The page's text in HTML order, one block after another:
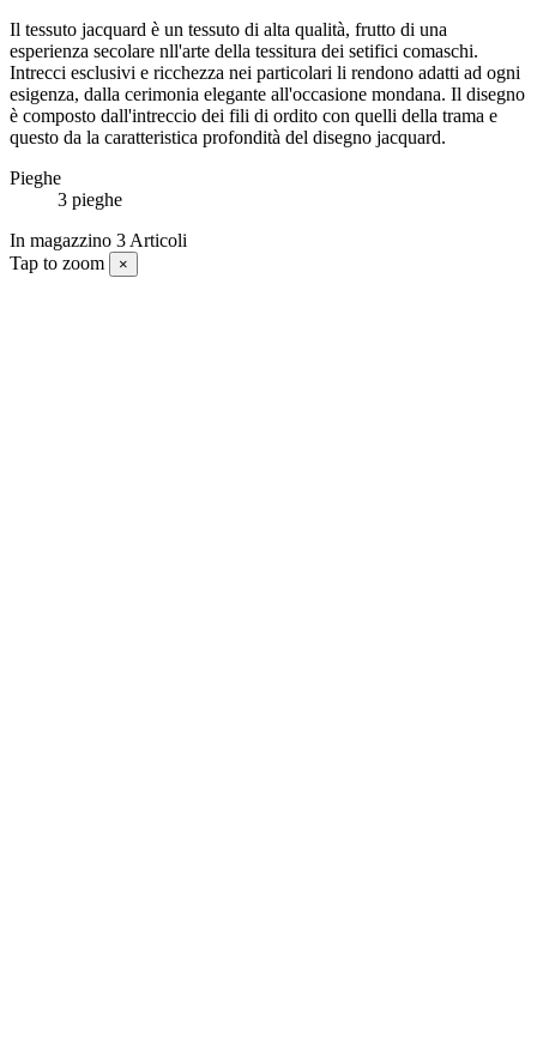
Il tessuto jacquard è un tessuto di alta qualità, frutto di una
esperienza secolare nll'arte della tessitura dei setifici comaschi.
Intrecci esclusivi e ricchezza nei particolari li rendono adatti ad ogni
esigenza, dalla cerimonia elegante all'occasione mondana. Il disegno
è composto dall'intreccio dei fili di ordito con quelli della trama e
questo da la caratteristica profondità del disegno jacquard.
Pieghe
3 pieghe
In magazzino 3 Articoli
Tap to zoom
×